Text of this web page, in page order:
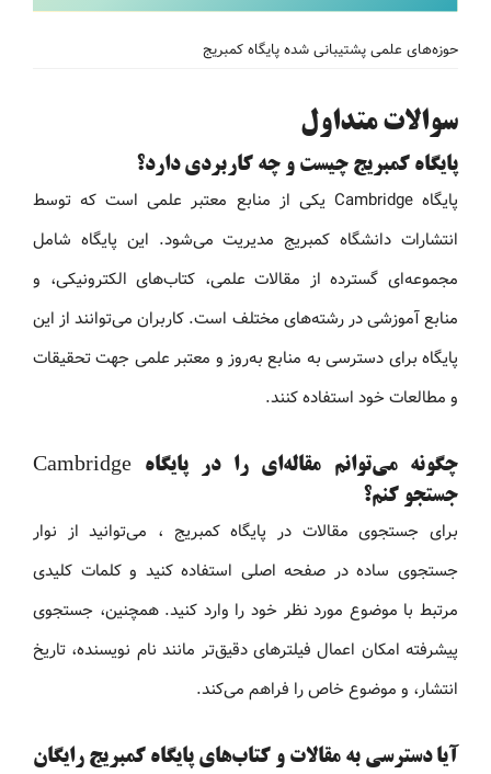
حوزه‌های علمی پشتیبانی شده پایگاه کمبریج
سوالات متداول
پایگاه کمبریج چیست و چه کاربردی دارد؟
پایگاه Cambridge یکی از منابع معتبر علمی است که توسط
انتشارات دانشگاه کمبریج مدیریت می‌شود. این پایگاه شامل
مجموعه‌ای گسترده از مقالات علمی، کتاب‌های الکترونیکی، و
منابع آموزشی در رشته‌های مختلف است. کاربران می‌توانند از این
پایگاه برای دسترسی به منابع به‌روز و معتبر علمی جهت تحقیقات
و مطالعات خود استفاده کنند.
چگونه می‌توانم مقاله‌ای را در پایگاه Cambridge
جستجو کنم؟
برای جستجوی مقالات در پایگاه کمبریج ، می‌توانید از نوار
جستجوی ساده در صفحه اصلی استفاده کنید و کلمات کلیدی
مرتبط با موضوع مورد نظر خود را وارد کنید. همچنین، جستجوی
پیشرفته امکان اعمال فیلترهای دقیق‌تر مانند نام نویسنده، تاریخ
انتشار، و موضوع خاص را فراهم می‌کند.
آیا دسترسی به مقالات و کتاب‌های پایگاه کمبریج رایگان